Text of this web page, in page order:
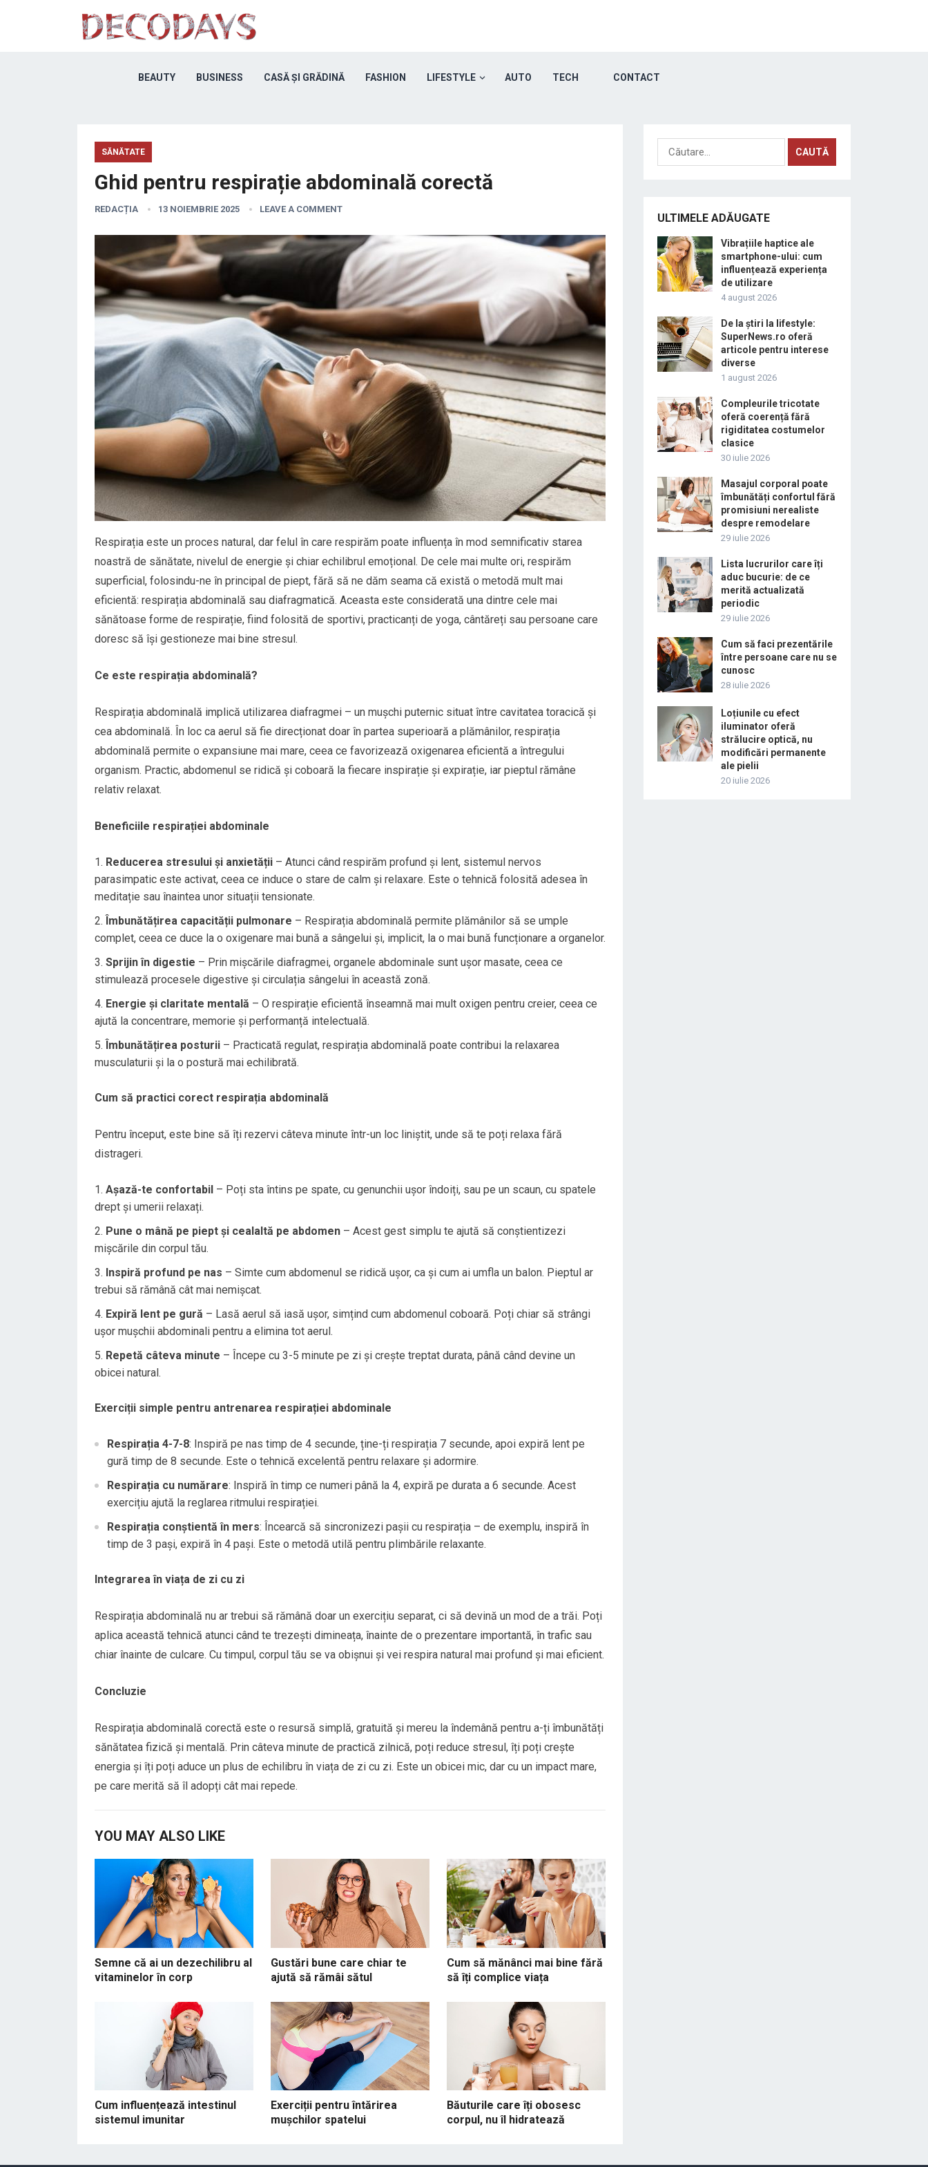
BEAUTY BUSINESS CASĂ ȘI GRĂDINĂ FASHION LIFESTYLE AUTO TECH CONTACT
SĂNĂTATE
Ghid pentru respirație abdominală corectă
REDACȚIA 13 NOIEMBRIE 2025 LEAVE A COMMENT
Respirația este un proces natural, dar felul în care respirăm poate influența în mod semnificativ starea
noastră de sănătate, nivelul de energie și chiar echilibrul emoțional. De cele mai multe ori, respirăm
superficial, folosindu-ne în principal de piept, fără să ne dăm seama că există o metodă mult mai
eficientă: respirația abdominală sau diafragmatică. Aceasta este considerată una dintre cele mai
sănătoase forme de respirație, fiind folosită de sportivi, practicanți de yoga, cântăreți sau persoane care
doresc să își gestioneze mai bine stresul.
Ce este respirația abdominală?
Respirația abdominală implică utilizarea diafragmei – un mușchi puternic situat între cavitatea toracică și
cea abdominală. În loc ca aerul să fie direcționat doar în partea superioară a plămânilor, respirația
abdominală permite o expansiune mai mare, ceea ce favorizează oxigenarea eficientă a întregului
organism. Practic, abdomenul se ridică și coboară la fiecare inspirație și expirație, iar pieptul rămâne
relativ relaxat.
Beneficiile respirației abdominale
Reducerea stresului și anxietății – Atunci când respirăm profund și lent, sistemul nervos
parasimpatic este activat, ceea ce induce o stare de calm și relaxare. Este o tehnică folosită adesea în
meditație sau înaintea unor situații tensionate.
Îmbunătățirea capacității pulmonare – Respirația abdominală permite plămânilor să se umple
complet, ceea ce duce la o oxigenare mai bună a sângelui și, implicit, la o mai bună funcționare a organelor.
Sprijin în digestie – Prin mișcările diafragmei, organele abdominale sunt ușor masate, ceea ce
stimulează procesele digestive și circulația sângelui în această zonă.
Energie și claritate mentală – O respirație eficientă înseamnă mai mult oxigen pentru creier, ceea ce
ajută la concentrare, memorie și performanță intelectuală.
Îmbunătățirea posturii – Practicată regulat, respirația abdominală poate contribui la relaxarea
musculaturii și la o postură mai echilibrată.
Cum să practici corect respirația abdominală
Pentru început, este bine să îți rezervi câteva minute într-un loc liniștit, unde să te poți relaxa fără
distrageri.
Așază-te confortabil – Poți sta întins pe spate, cu genunchii ușor îndoiți, sau pe un scaun, cu spatele
drept și umerii relaxați.
Pune o mână pe piept și cealaltă pe abdomen – Acest gest simplu te ajută să conștientizezi
mișcările din corpul tău.
Inspiră profund pe nas – Simte cum abdomenul se ridică ușor, ca și cum ai umfla un balon. Pieptul ar
trebui să rămână cât mai nemișcat.
Expiră lent pe gură – Lasă aerul să iasă ușor, simțind cum abdomenul coboară. Poți chiar să strângi
ușor mușchii abdominali pentru a elimina tot aerul.
Repetă câteva minute – Începe cu 3-5 minute pe zi și crește treptat durata, până când devine un
obicei natural.
Exerciții simple pentru antrenarea respirației abdominale
Respirația 4-7-8: Inspiră pe nas timp de 4 secunde, ține-ți respirația 7 secunde, apoi expiră lent pe
gură timp de 8 secunde. Este o tehnică excelentă pentru relaxare și adormire.
Respirația cu numărare: Inspiră în timp ce numeri până la 4, expiră pe durata a 6 secunde. Acest
exercițiu ajută la reglarea ritmului respirației.
Respirația conștientă în mers: Încearcă să sincronizezi pașii cu respirația – de exemplu, inspiră în
timp de 3 pași, expiră în 4 pași. Este o metodă utilă pentru plimbările relaxante.
Integrarea în viața de zi cu zi
Respirația abdominală nu ar trebui să rămână doar un exercițiu separat, ci să devină un mod de a trăi. Poți
aplica această tehnică atunci când te trezești dimineața, înainte de o prezentare importantă, în trafic sau
chiar înainte de culcare. Cu timpul, corpul tău se va obișnui și vei respira natural mai profund și mai eficient.
Concluzie
Respirația abdominală corectă este o resursă simplă, gratuită și mereu la îndemână pentru a-ți îmbunătăți
sănătatea fizică și mentală. Prin câteva minute de practică zilnică, poți reduce stresul, îți poți crește
energia și îți poți aduce un plus de echilibru în viața de zi cu zi. Este un obicei mic, dar cu un impact mare,
pe care merită să îl adopți cât mai repede.
YOU MAY ALSO LIKE
Semne că ai un dezechilibru al
vitaminelor în corp
Gustări bune care chiar te
ajută să rămâi sătul
Cum să mănânci mai bine fără
să îți complice viața
Cum influențează intestinul
sistemul imunitar
Exerciții pentru întărirea
mușchilor spatelui
Băuturile care îți obosesc
corpul, nu îl hidratează
Caută
după:
ULTIMELE ADĂUGATE
Vibrațiile haptice ale
smartphone-ului: cum
influențează experiența
de utilizare
4 august 2026
De la știri la lifestyle:
SuperNews.ro oferă
articole pentru interese
diverse
1 august 2026
Compleurile tricotate
oferă coerență fără
rigiditatea costumelor
clasice
30 iulie 2026
Masajul corporal poate
îmbunătăți confortul fără
promisiuni nerealiste
despre remodelare
29 iulie 2026
Lista lucrurilor care îți
aduc bucurie: de ce
merită actualizată
periodic
29 iulie 2026
Cum să faci prezentările
între persoane care nu se
cunosc
28 iulie 2026
Loțiunile cu efect
iluminator oferă
strălucire optică, nu
modificări permanente
ale pielii
20 iulie 2026